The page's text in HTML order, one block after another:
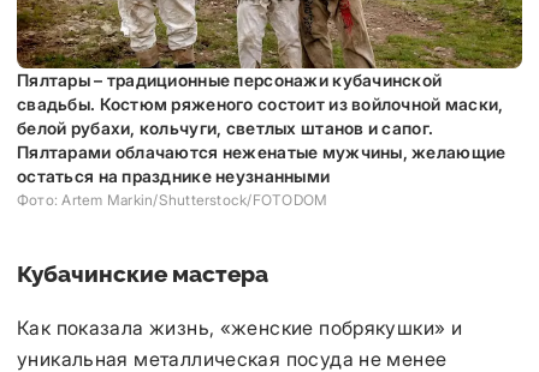
Пялтары – традиционные персонажи кубачинской
свадьбы. Костюм ряженого состоит из войлочной маски,
белой рубахи, кольчуги, светлых штанов и сапог.
Пялтарами облачаются неженатые мужчины, желающие
остаться на празднике неузнанными
Фото: Artem Markin/Shutterstock/FOTODOM
Кубачинские мастера
Как показала жизнь, «женские побрякушки» и
уникальная металлическая посуда не менее